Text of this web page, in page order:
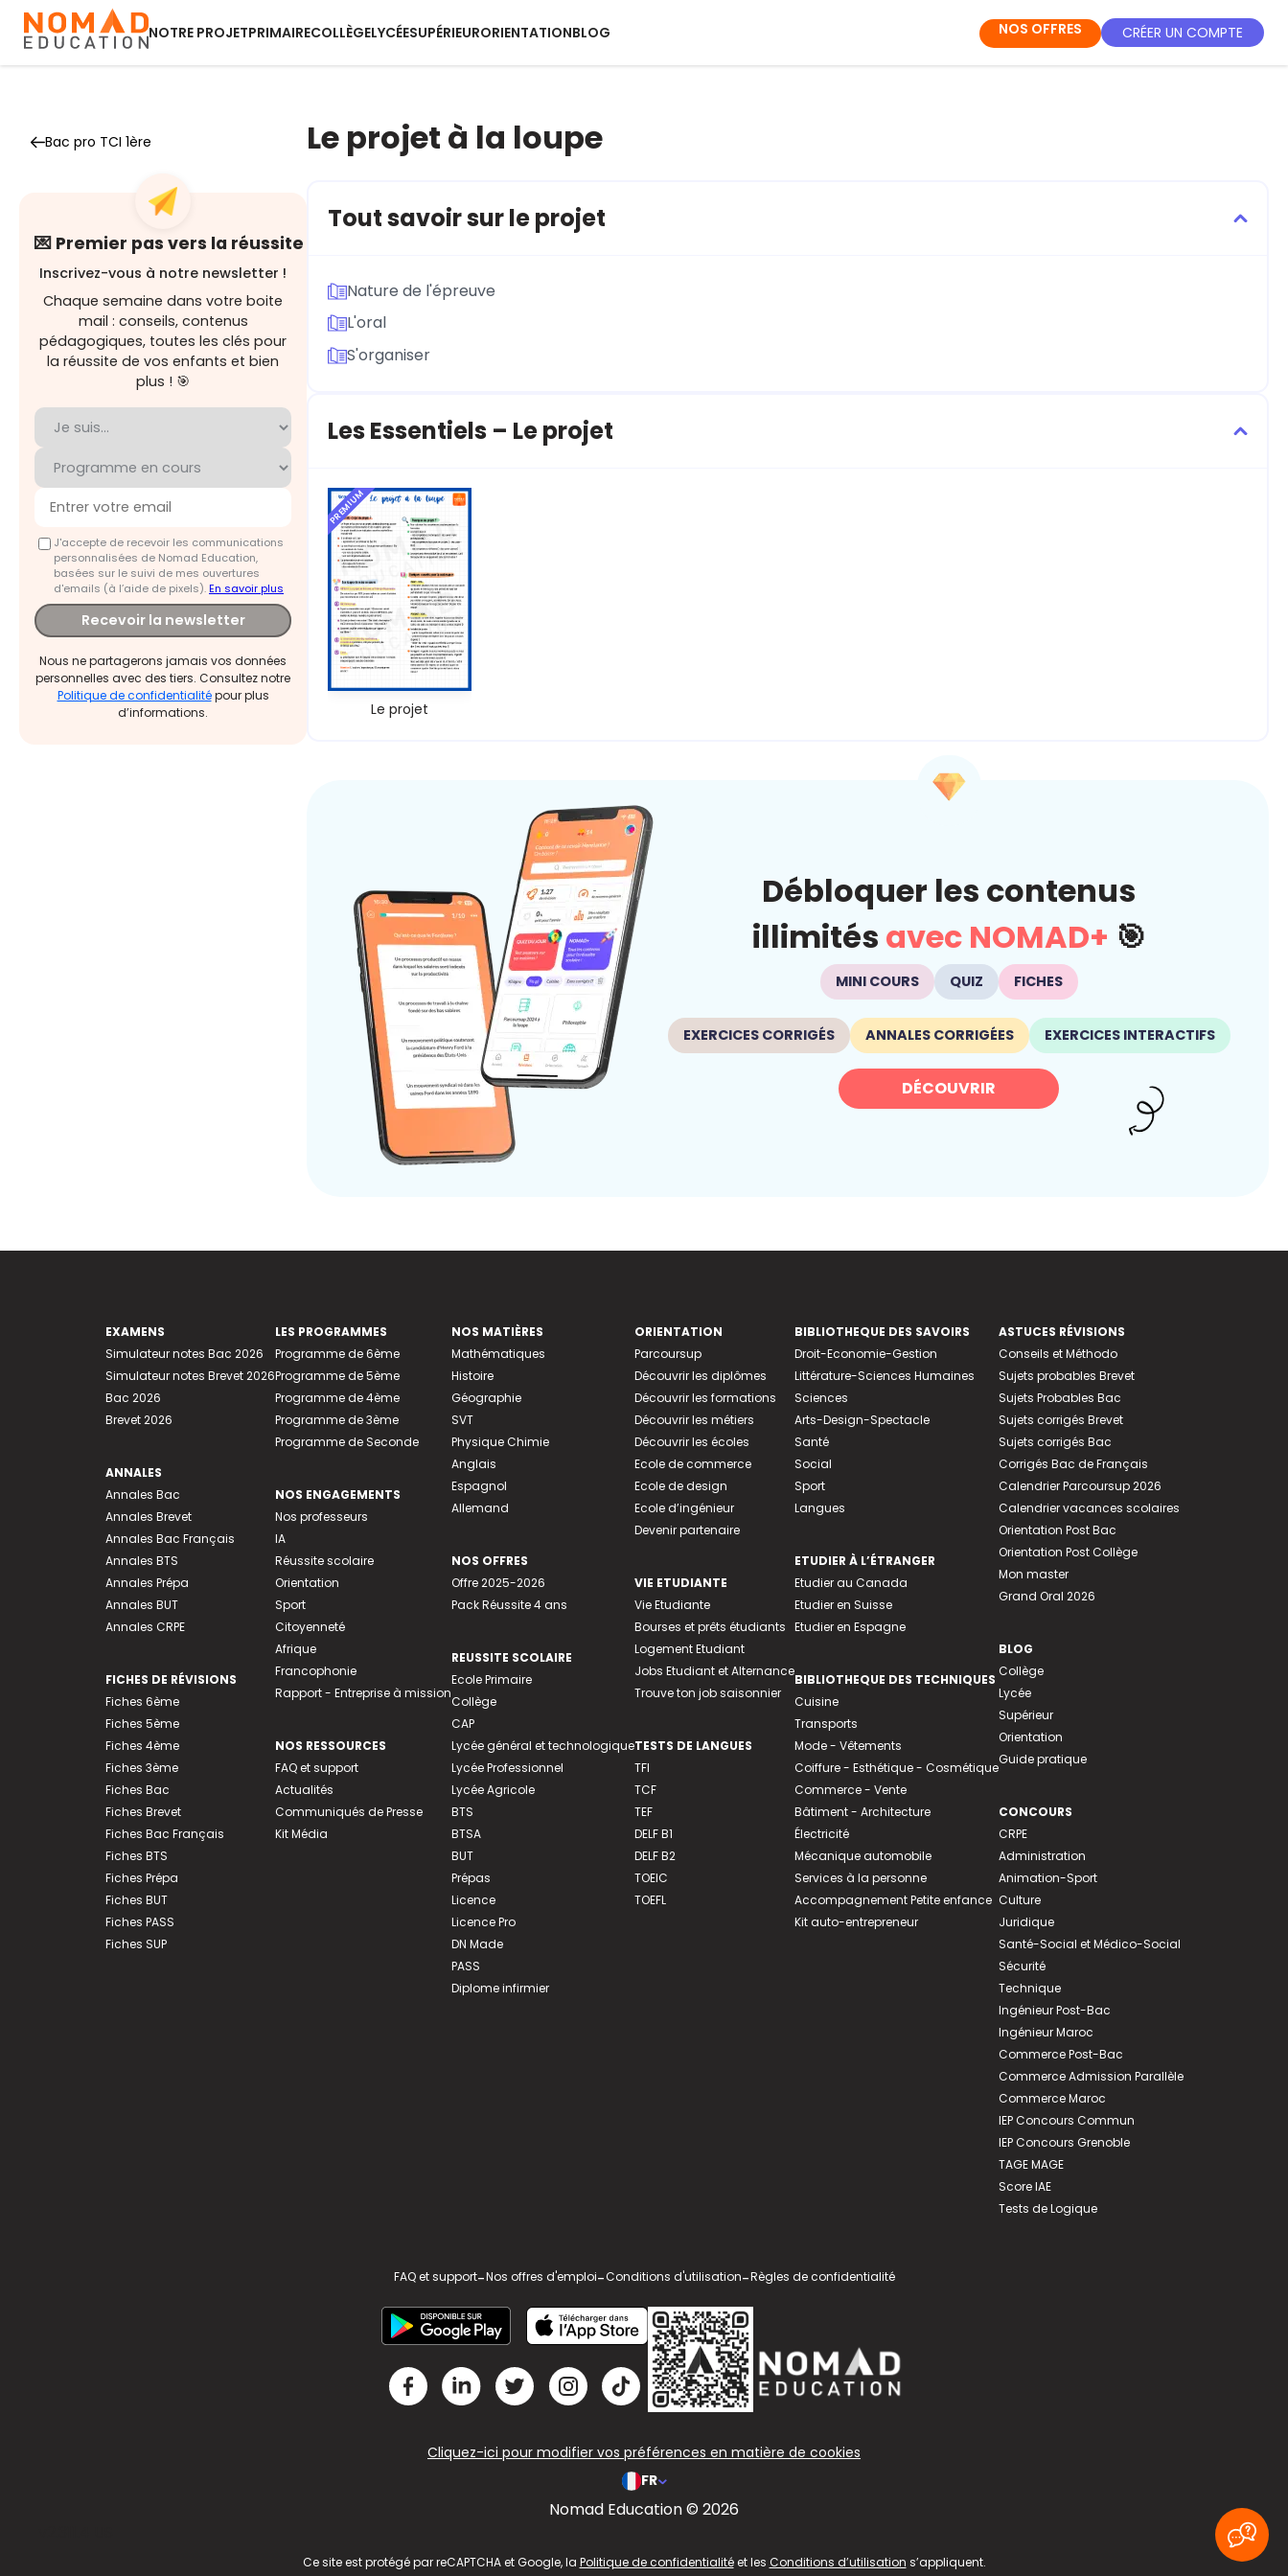
NOTRE PROJETPRIMAIRECOLLÈGELYCÉESUPÉRIEURORIENTATIONBLOG NOS OFFRES CRÉER UN COMPTE
Bac pro TCI 1ère
💌 Premier pas vers la réussite
Inscrivez-vous à notre newsletter !
Chaque semaine dans votre boite
mail : conseils, contenus
pédagogiques, toutes les clés pour
la réussite de vos enfants et bien
plus ! 🎯
J'accepte de recevoir les communications
personnalisées de Nomad Education,
basées sur le suivi de mes ouvertures
d'emails (à l’aide de pixels).En savoir plus
Recevoir la newsletter
Nous ne partagerons jamais vos données
personnelles avec des tiers. Consultez notre
Politique de confidentialitépour plus
d’informations.
Le projet à la loupe
Tout savoir sur le projet
Nature de l'épreuve
L'oral
S'organiser
Les Essentiels – Le projet
PREMIUM
Le projet
Débloquer les contenus
illimités avec NOMAD+ 🎯
MINI COURS QUIZ FICHES
EXERCICES CORRIGÉS ANNALES CORRIGÉES EXERCICES INTERACTIFS
DÉCOUVRIR
EXAMENS
Simulateur notes Bac 2026
Simulateur notes Brevet 2026
Bac 2026
Brevet 2026
ANNALES
Annales Bac
Annales Brevet
Annales Bac Français
Annales BTS
Annales Prépa
Annales BUT
Annales CRPE
FICHES DE RÉVISIONS
Fiches 6ème
Fiches 5ème
Fiches 4ème
Fiches 3ème
Fiches Bac
Fiches Brevet
Fiches Bac Français
Fiches BTS
Fiches Prépa
Fiches BUT
Fiches PASS
Fiches SUP
LES PROGRAMMES
Programme de 6ème
Programme de 5ème
Programme de 4ème
Programme de 3ème
Programme de Seconde
NOS ENGAGEMENTS
Nos professeurs
IA
Réussite scolaire
Orientation
Sport
Citoyenneté
Afrique
Francophonie
Rapport - Entreprise à mission
NOS RESSOURCES
FAQ et support
Actualités
Communiqués de Presse
Kit Média
NOS MATIÈRES
Mathématiques
Histoire
Géographie
SVT
Physique Chimie
Anglais
Espagnol
Allemand
NOS OFFRES
Offre 2025-2026
Pack Réussite 4 ans
REUSSITE SCOLAIRE
Ecole Primaire
Collège
CAP
Lycée général et technologique
Lycée Professionnel
Lycée Agricole
BTS
BTSA
BUT
Prépas
Licence
Licence Pro
DN Made
PASS
Diplome infirmier
ORIENTATION
Parcoursup
Découvrir les diplômes
Découvrir les formations
Découvrir les métiers
Découvrir les écoles
Ecole de commerce
Ecole de design
Ecole d’ingénieur
Devenir partenaire
VIE ETUDIANTE
Vie Etudiante
Bourses et prêts étudiants
Logement Etudiant
Jobs Etudiant et Alternance
Trouve ton job saisonnier
TESTS DE LANGUES
TFI
TCF
TEF
DELF B1
DELF B2
TOEIC
TOEFL
BIBLIOTHEQUE DES SAVOIRS
Droit-Economie-Gestion
Littérature-Sciences Humaines
Sciences
Arts-Design-Spectacle
Santé
Social
Sport
Langues
ETUDIER À L’ÉTRANGER
Etudier au Canada
Etudier en Suisse
Etudier en Espagne
BIBLIOTHEQUE DES TECHNIQUES
Cuisine
Transports
Mode - Vêtements
Coiffure - Esthétique - Cosmétique
Commerce - Vente
Bâtiment - Architecture
Électricité
Mécanique automobile
Services à la personne
Accompagnement Petite enfance
Kit auto-entrepreneur
ASTUCES RÉVISIONS
Conseils et Méthodo
Sujets probables Brevet
Sujets Probables Bac
Sujets corrigés Brevet
Sujets corrigés Bac
Corrigés Bac de Français
Calendrier Parcoursup 2026
Calendrier vacances scolaires
Orientation Post Bac
Orientation Post Collège
Mon master
Grand Oral 2026
BLOG
Collège
Lycée
Supérieur
Orientation
Guide pratique
CONCOURS
CRPE
Administration
Animation-Sport
Culture
Juridique
Santé-Social et Médico-Social
Sécurité
Technique
Ingénieur Post-Bac
Ingénieur Maroc
Commerce Post-Bac
Commerce Admission Parallèle
Commerce Maroc
IEP Concours Commun
IEP Concours Grenoble
TAGE MAGE
Score IAE
Tests de Logique
FAQ et support-Nos offres d'emploi-Conditions d'utilisation-Règles de confidentialité
Cliquez-ici pour modifier vos préférences en matière de cookies
FR
Nomad Education © 2026
Ce site est protégé par reCAPTCHA et Google, la Politique de confidentialitéet les Conditions d’utilisation s’appliquent.